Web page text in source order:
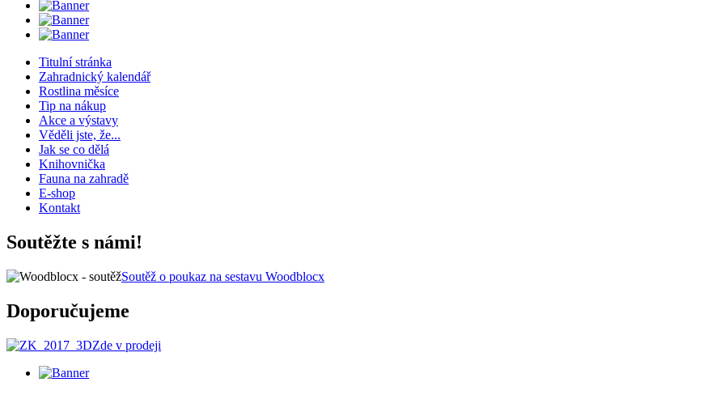
Titulní stránka
Zahradnický kalendář
Rostlina měsíce
Tip na nákup
Akce a výstavy
Věděli jste, že...
Jak se co dělá
Knihovnička
Fauna na zahradě
E-shop
Kontakt
Soutěžte s námi!
Soutěž o poukaz na sestavu Woodblocx
Doporučujeme
Zde v prodeji